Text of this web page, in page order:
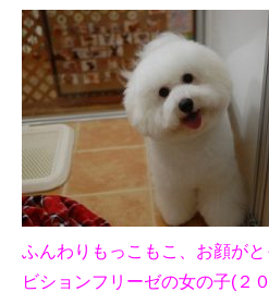
ふんわりもっこもこ、お顔が
ビションフリーゼの女の子(２